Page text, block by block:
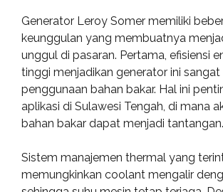
Generator Leroy Somer memiliki
keunggulan yang membuatnya
unggul di pasaran. Pertama, efisiensi
tinggi menjadikan generator ini
penggunaan bahan bakar. Hal ini
aplikasi di Sulawesi Tengah, di mana
bahan bakar dapat menjadi tantangan.
Sistem manajemen thermal yang
memungkinkan coolant mengalir